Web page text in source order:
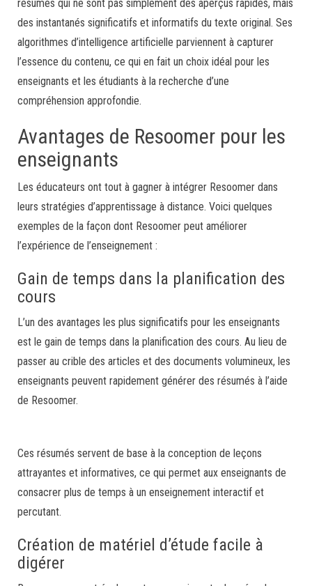
résumés qui ne sont pas simplement des aperçus rapides, mais
des instantanés significatifs et informatifs du texte original. Ses
algorithmes d’intelligence artificielle parviennent à capturer
l’essence du contenu, ce qui en fait un choix idéal pour les
enseignants et les étudiants à la recherche d’une
compréhension approfondie.
Avantages de Resoomer pour les
enseignants
Les éducateurs ont tout à gagner à intégrer Resoomer dans
leurs stratégies d’apprentissage à distance. Voici quelques
exemples de la façon dont Resoomer peut améliorer
l’expérience de l’enseignement :
Gain de temps dans la planification des
cours
L’un des avantages les plus significatifs pour les enseignants
est le gain de temps dans la planification des cours. Au lieu de
passer au crible des articles et des documents volumineux, les
enseignants peuvent rapidement générer des résumés à l’aide
de Resoomer.
Ces résumés servent de base à la conception de leçons
attrayantes et informatives, ce qui permet aux enseignants de
consacrer plus de temps à un enseignement interactif et
percutant.
Création de matériel d’étude facile à
digérer